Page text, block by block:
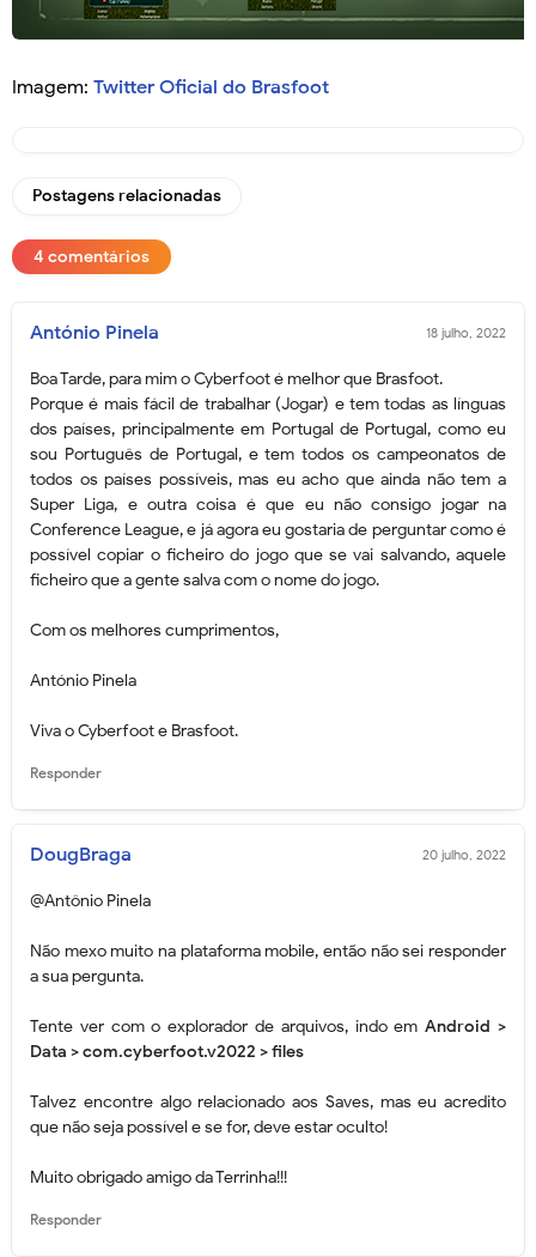
Imagem: Twitter Oficial do Brasfoot
Postagens relacionadas
4 comentários
António Pinela 18 julho, 2022
Boa Tarde, para mim o Cyberfoot é melhor que Brasfoot.
Porque é mais fácil de trabalhar (Jogar) e tem todas as línguas
dos países, principalmente em Portugal de Portugal, como eu
sou Português de Portugal, e tem todos os campeonatos de
todos os países possíveis, mas eu acho que ainda não tem a
Super Liga, e outra coisa é que eu não consigo jogar na
Conference League, e já agora eu gostaria de perguntar como é
possível copiar o ficheiro do jogo que se vai salvando, aquele
ficheiro que a gente salva com o nome do jogo.
Com os melhores cumprimentos,
António Pinela
Viva o Cyberfoot e Brasfoot.
Responder
DougBraga 20 julho, 2022
@Antônio Pinela
Não mexo muito na plataforma mobile, então não sei responder
a sua pergunta.
Tente ver com o explorador de arquivos, indo emAndroid >
Data > com.cyberfoot.v2022 > files
Talvez encontre algo relacionado aos Saves, mas eu acredito
que não seja possível e se for, deve estar oculto!
Muito obrigado amigo da Terrinha!!!
Responder